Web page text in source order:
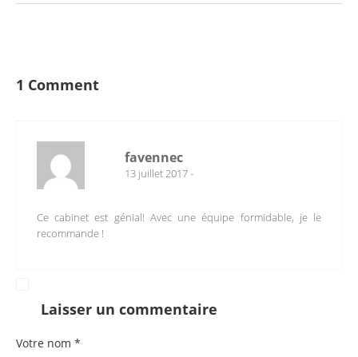
1 Comment
favennec
13 juillet 2017 -
Ce cabinet est génial! Avec une équipe formidable, je le
recommande !
Laisser un commentaire
Votre nom *